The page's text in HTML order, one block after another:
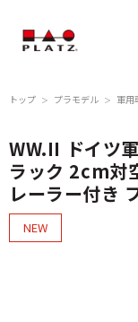
トップ ＞ プラモデル ＞ 軍用
WW.II ドイツ
ラック 2cm対
レーラー付き
NEW